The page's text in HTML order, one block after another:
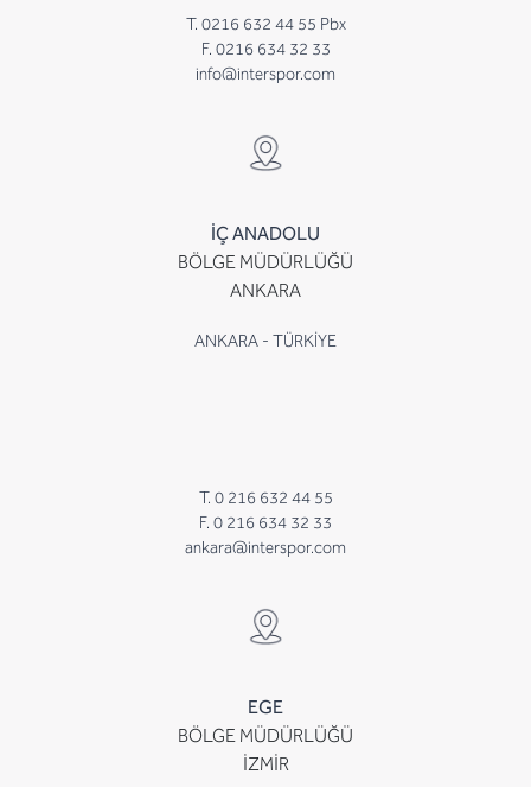
T. 0216 632 44 55 Pbx
F. 0216 634 32 33
info@interspor.com
İÇ ANADOLU
BÖLGE MÜDÜRLÜĞÜ
ANKARA
ANKARA - TÜRKİYE
T. 0 216 632 44 55
F. 0 216 634 32 33
ankara@interspor.com
EGE
BÖLGE MÜDÜRLÜĞÜ
İZMİR